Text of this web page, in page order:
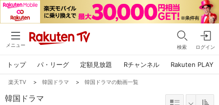
メニュー 検索 ログイン
トップ パ・リーグ 定額見放題 Rチャンネル Rakuten PLAY
楽天TV > 韓国ドラマ > 韓国ドラマの動画一覧
韓国ドラマ